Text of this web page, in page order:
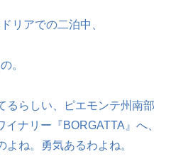
リアでの二泊中、
。
るらしい、ピエモンテ州南部
ナリー『BORGATTA』へ、
よね。勇気あるわよね。